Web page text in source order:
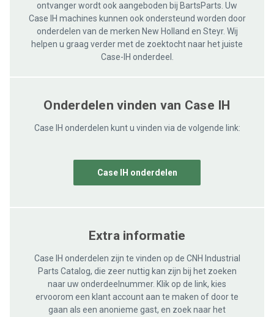
ontvanger wordt ook aangeboden bij BartsParts. Uw
Case IH machines kunnen ook ondersteund worden door
onderdelen van de merken New Holland en Steyr. Wij
helpen u graag verder met de zoektocht naar het juiste
Case-IH onderdeel.
Onderdelen vinden van Case IH
Case IH onderdelen kunt u vinden via de volgende link:
Case IH onderdelen
Extra informatie
Case IH onderdelen zijn te vinden op de CNH Industrial
Parts Catalog, die zeer nuttig kan zijn bij het zoeken
naar uw onderdeelnummer. Klik op de link, kies
ervoorom een ​​klant account aan te maken of door te
gaan als een anonieme gast, en zoek naar het